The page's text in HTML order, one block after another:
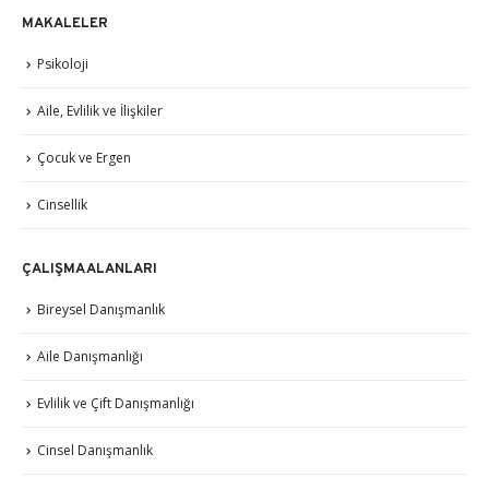
MAKALELER
Psikoloji
Aile, Evlilik ve İlişkiler
Çocuk ve Ergen
Cinsellik
ÇALIŞMA ALANLARI
Bireysel Danışmanlık
Aile Danışmanlığı
Evlilik ve Çift Danışmanlığı
Cinsel Danışmanlık